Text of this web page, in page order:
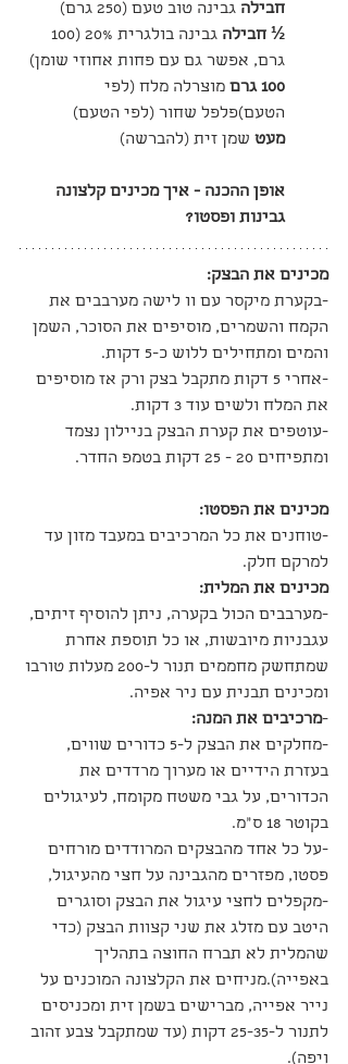
חבילה גבינה טוב טעם (250 גרם)
½ חבילה
גרם, אפשר גם עם פחות אחוזי שומן)
100 גרם
מוצרלה מלח (לפי
הטעם)פלפל שחור (לפי הטעם)
מעט שמן זית (להברשה)
אופן ההכנה - איך מכינים קלצונה
גבינות ופסטו?
מכינים את הבצק:
-בקערת מיקסר עם וו לישה מערבבים את
הקמח והשמרים, מוסיפים את הסוכר, השמן
והמים ומתחילים ללוש כ-5 דקות.
-אחרי 5 דקות מתקבל בצק ורק אז מוסיפים
את המלח ולשים עוד 3 דקות.
-עוטפים את קערת הבצק בניילון נצמד
ומתפיחים 20 - 25 דקות בטמפ החדר.
מכינים את הפסטו:
-טוחנים את כל המרכיבים במעבד מזון עד
למרקם חלק.
מכינים את המלית:
-מערבבים הכול בקערה, ניתן להוסיף זיתים,
עגבניות מיובשות, או כל תוספת אחרת
שמתחשק מחממים תנור ל-200 מעלות טורבו
ומכינים תבנית עם ניר אפיה.
-מרכיבים את המנה:
-מחלקים את הבצק ל-5 כדורים שווים,
בעזרת הידיים או מערוך מרדדים את
הכדורים, על גבי משטח מקומח, לעיגולים
בקוטר 18 ס"מ.
-על כל אחד מהבצקים המרודדים מורחים
פסטו, מפזרים מהגבינה על חצי מהעיגול,
-מקפלים לחצי עיגול את הבצק וסוגרים
היטב עם מזלג את שני קצוות הבצק (כדי
שהמלית לא תברח החוצה בתהליך
באפייה).מניחים את הקלצונה המוכנים על
נייר אפייה, מברישים בשמן זית ומכניסים
לתנור ל-25-35 דקות (עד שמתקבל צבע זהוב
ויפה).